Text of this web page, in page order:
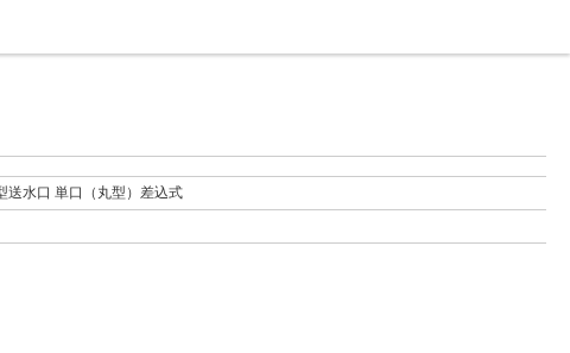
送水口 単口（丸型）差込式